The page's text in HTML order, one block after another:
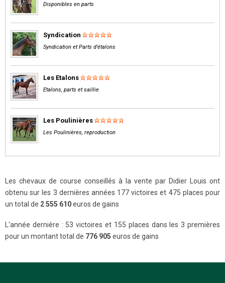
Disponibles en parts
Syndication
Syndication et Parts d'étalons
Les Etalons
Etalons, parts et saillie
Les Poulinières
Les Poulinières, reproduction
Les chevaux de course conseillés à la vente par Didier Louis ont
obtenu sur les 3 dernières années 177 victoires et 475 places pour
un total de 2 555 610euros de gains
L'année dernière : 53 victoires et 155 places dans les 3 premières
pour un montant total de 776 905 euros de gains